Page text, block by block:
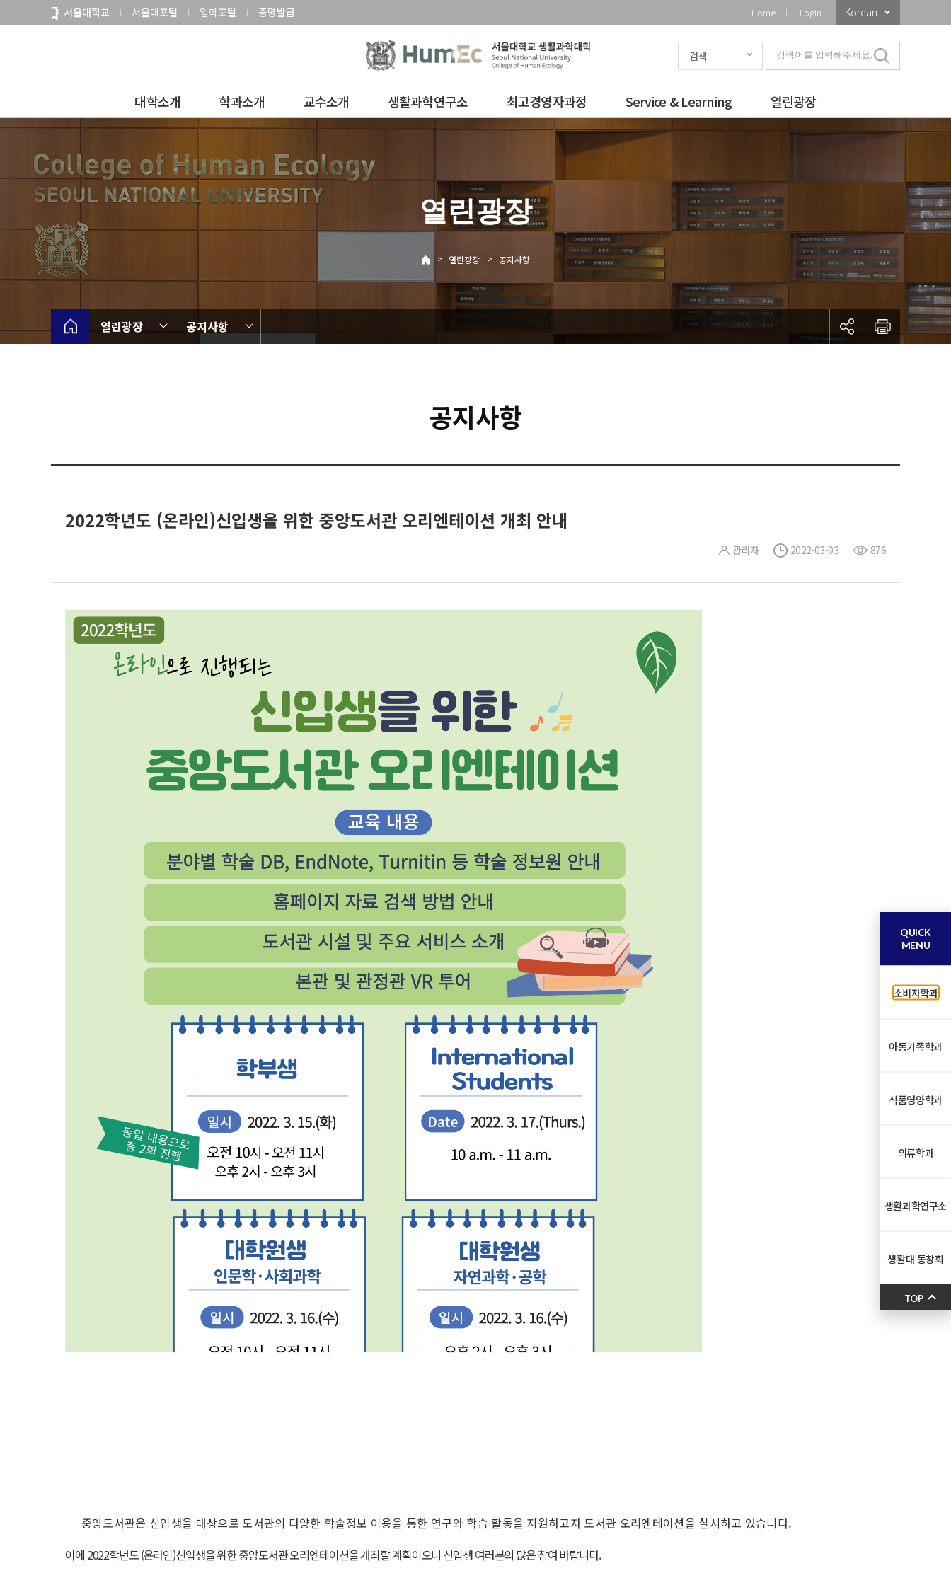
로
서울대학교 서울대포털 입학포털 증명발급 Home Login Korean
대학소개 학과소개 교수소개 생활과학연구소 최고경영자과정 Service & Learning 열린광장
검색 검색어를 입력해주세요.
열린광장
> 열린광장 > 공지사항
열린광장 공지사항
공지사항
2022학년도 (온라인)신입생을 위한 중앙도서관 오리엔테이션 개최 안내
관리자 2022-03-03 876
중앙도서관은 신입생을 대상으로 도서관의 다양한 학술정보 이용을 통한 연구와 학습 활동을 지원하고자 도서관 오리엔테이션을 실시하고 있습니다.
이에 2022학년도 (온라인)신입생을 위한 중앙도서관 오리엔테이션을 개최할 계획이오니 신입생 여러분의 많은 참여 바랍니다.
QUICK
MENU
소비자학과
아동가족학과
식품영양학과
의류학과
생활과학연구소
생활대 동창회
TOP